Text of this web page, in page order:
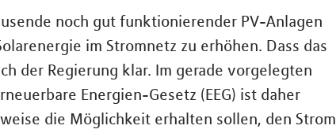
noch gut funktionierender PV-Anlagen
im Stromnetz zu erhöhen. Dass das
der Regierung klar. Im gerade vorgelegten
Energien-Gesetz (EEG) ist daher
die Möglichkeit erhalten sollen, den Strom